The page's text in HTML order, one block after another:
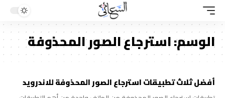
الوسم:استرجاع الصور المحذوفة
أفضل ثلاث تطبيقات استرجاع الصور المحذوفة للاندرويد